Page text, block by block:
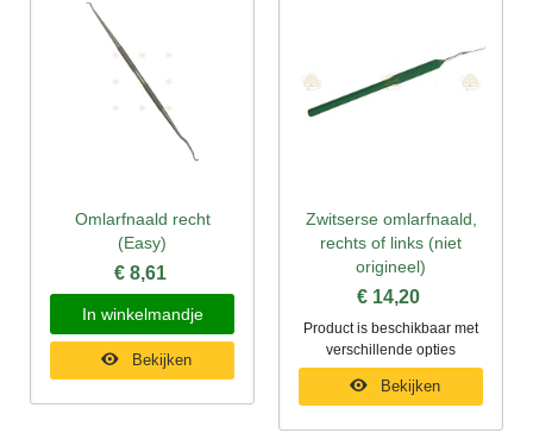
Omlarfnaald recht
(Easy)
€ 8,61
In winkelmandje
Bekijken
Zwitserse omlarfnaald,
rechts of links (niet
origineel)
€ 14,20
Product is beschikbaar met
verschillende opties
Bekijken